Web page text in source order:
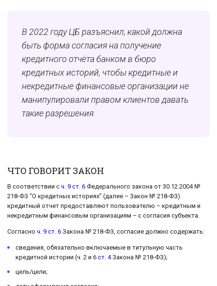
В 2022 году ЦБ разъяснил, какой должна
быть форма согласия на получение
кредитного отчёта банком в бюро
кредитных историй, чтобы кредитные и
некредитные финансовые организации не
манипулировали правом клиентов давать
такие разрешения.
ЧТО ГОВОРИТ ЗАКОН
В соответствии с ч. 9 ст. 6 Федерального закона от 30.12.2004 №
218-ФЗ “О кредитных историях” (далее – Закон № 218-ФЗ)
кредитный отчет предоставляют пользователю – кредитным и
некредитным финансовым организациям – с согласия субъекта.
Согласно ч. 9 ст. 6 Закона № 218-ФЗ, согласие должно содержать:
сведения, обязательно включаемые в титульную часть
кредитной истории (ч. 2 и 6 ст. 4Закона № 218-ФЗ);
цель/цели;